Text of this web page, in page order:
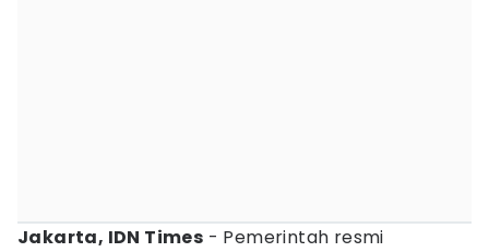
Jakarta, IDN Times - Pemerintah resmi